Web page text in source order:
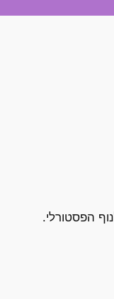
הפסטורלי.